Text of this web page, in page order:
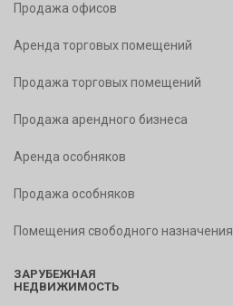
Продажа офисов
Аренда торговых помещений
Продажа торговых помещений
Продажа арендного бизнеса
Аренда особняков
Продажа особняков
Помещения свободного назначения
ЗАРУБЕЖНАЯ
НЕДВИЖИМОСТЬ